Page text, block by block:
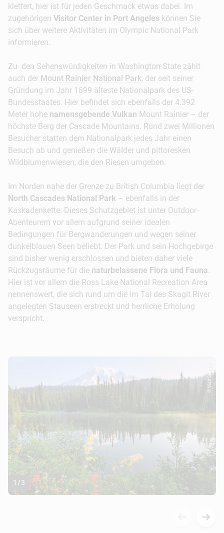
klettert, hier ist für jeden Geschmack etwas dabei. Im
zugehörigen Visitor Center in Port Angeles können Sie
sich über weitere Aktivitäten im Olympic National Park
informieren.
Zu den Sehenswürdigkeiten in Washington State zählt
auch der Mount Rainier National Park, der seit seiner
Gründung im Jahr 1899 älteste Nationalpark des US-
Bundesstaates. Hier befindet sich ebenfalls der 4.392
Meter hohe namensgebende Vulkan Mount Rainier – der
höchste Berg der Cascade Mountains. Rund zwei Millionen
Besucher statten dem Nationalpark jedes Jahr einen
Besuch ab und genießen die Wälder und pittoresken
Wildblumenwiesen, die den Riesen umgeben.
Im Norden nahe der Grenze zu British Columbia liegt der
North Cascades National Park – ebenfalls in der
Kaskadenkette. Dieses Schutzgebiet ist unter Outdoor-
Abenteurern vor allem aufgrund seiner idealen
Bedingungen für Bergwanderungen und wegen seiner
dunkelblauen Seen beliebt. Der Park und sein Hochgebirge
sind bisher wenig erschlossen und bieten daher viele
Rückzugsräume für die naturbelassene Flora und Fauna.
Hier ist vor allem die Ross Lake National Recreation Area
nennenswert, die sich rund um die im Tal des Skagit River
angelegten Stauseen erstreckt und herrliche Erholung
verspricht.
© Visit Seattle
1 /3